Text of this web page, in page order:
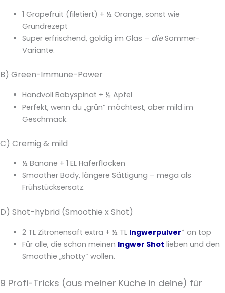
1 Grapefruit (filetiert) + ½ Orange, sonst wie
Grundrezept
Super erfrischend, goldig im Glas – dieSommer-
Variante.
B) Green-Immune-Power
Handvoll Babyspinat + ½ Apfel
Perfekt, wenn du „grün“ möchtest, aber mild im
Geschmack.
C) Cremig & mild
½ Banane + 1 EL Haferflocken
Smoother Body, längere Sättigung – mega als
Frühstücksersatz.
D) Shot-hybrid (Smoothie x Shot)
2 TL Zitronensaft extra + ½ TL Ingwerpulver* on top
Für alle, die schon meinen Ingwer Shot lieben und den
Smoothie „shotty“ wollen.
9 Profi-Tricks (aus meiner Küche in deine) für